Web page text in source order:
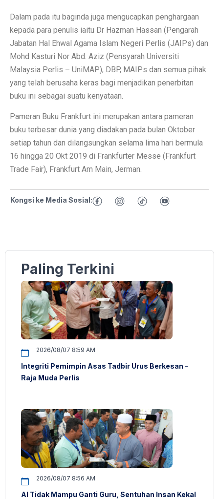
Dalam pada itu baginda juga mengucapkan penghargaan
kepada para penulis iaitu Dr Hazman Hassan (Pengarah
Jabatan Hal Ehwal Agama Islam Negeri Perlis (JAIPs) dan
Mohd Kasturi Nor Abd. Aziz (Pensyarah Universiti
Malaysia Perlis – UniMAP), DBP, MAIPs dan semua pihak
yang telah berusaha keras bagi menjadikan penerbitan
buku ini sebagai suatu kenyataan.
Pameran Buku Frankfurt ini merupakan antara pameran
buku terbesar dunia yang diadakan pada bulan Oktober
setiap tahun dan dilangsungkan selama lima hari bermula
16 hingga 20 Okt 2019 di Frankfurter Messe (Frankfurt
Trade Fair), Frankfurt Am Main, Jerman.
Kongsi ke Media Sosial:
Paling Terkini
2026/08/07 8:59 AM
Integriti Pemimpin Asas Tadbir Urus Berkesan –
Raja Muda Perlis
2026/08/07 8:56 AM
AI Tidak Mampu Ganti Guru, Sentuhan Insan Kekal